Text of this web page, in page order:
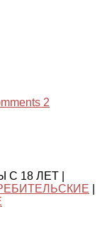
2
С 18 ЛЕТ |